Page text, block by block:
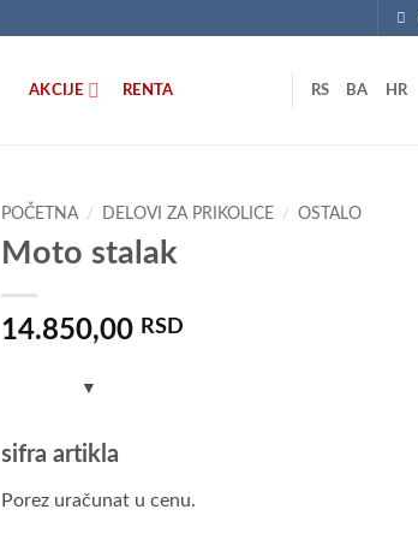
AKCIJE RENTA RS BA HR
POČETNA / DELOVI ZA PRIKOLICE / OSTALO
Moto stalak
14.850,00 RSD
sifra artikla
Porez uračunat u cenu.